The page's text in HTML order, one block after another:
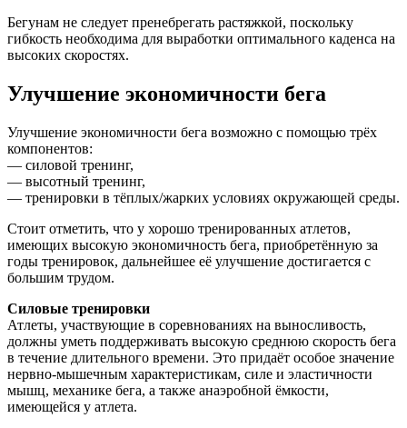
Бегунам не следует пренебрегать растяжкой, поскольку
гибкость необходима для выработки оптимального каденса на
высоких скоростях.
Улучшение экономичности бега
Улучшение экономичности бега возможно с помощью трёх
компонентов:
— силовой тренинг,
— высотный тренинг,
— тренировки в тёплых/жарких условиях окружающей среды.
Стоит отметить, что у хорошо тренированных атлетов,
имеющих высокую экономичность бега, приобретённую за
годы тренировок, дальнейшее её улучшение достигается с
большим трудом.
Силовые тренировки
Атлеты, участвующие в соревнованиях на выносливость,
должны уметь поддерживать высокую среднюю скорость бега
в течение длительного времени. Это придаёт особое значение
нервно-мышечным характеристикам, силе и эластичности
мышц, механике бега, а также анаэробной ёмкости,
имеющейся у атлета.